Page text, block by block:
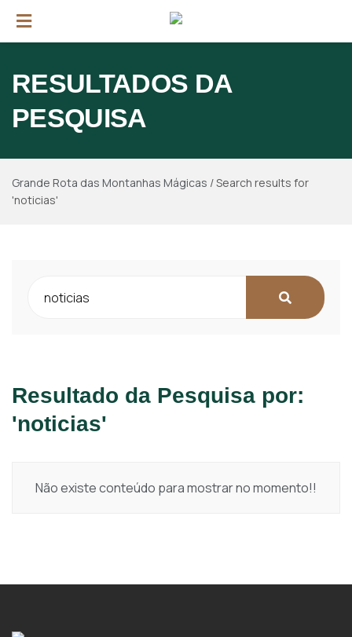
RESULTADOS DA
PESQUISA
Grande Rota das Montanhas Mágicas /Search results for
'noticias'
Resultado da Pesquisa por:
'noticias'
Não existe conteúdo para mostrar no momento!!